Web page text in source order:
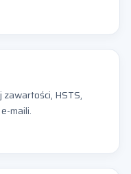
HSTS,
maili.